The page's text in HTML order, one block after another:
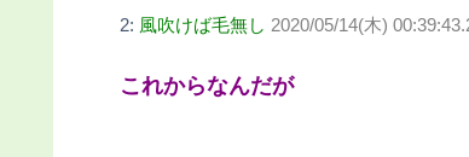
2: 風吹けば毛無し 2020/05/14(木)
これからなんだが